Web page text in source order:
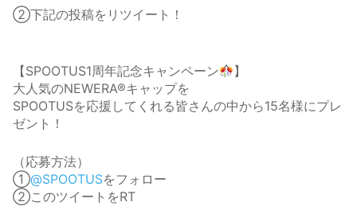
②下記の投稿をリツイート！
【SPOOTUS1周年記念キャンペーン
】
大人気のNEWERA®キャップを
SPOOTUSを応援してくれる皆さんの中から15名様にプレ
ゼント！
（応募方法）
①@SPOOTUSをフォロー
②このツイートをRT